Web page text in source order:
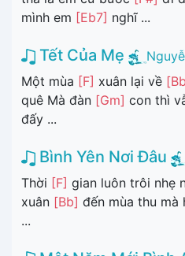
mình em [Eb7] nghĩ ...
Tết Của Mẹ
Một mùa [F] xuân lại về
quê Mà đàn [Gm] con thì
đấy ...
Bình Yên Nơi Đâu
Thời [F] gian luôn trôi nhẹ
xuân [Bb] đến mùa thu mà
...